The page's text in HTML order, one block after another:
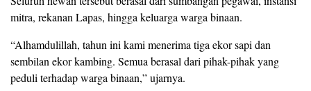
mitra, rekanan Lapas, hingga keluarga warga binaan.
“Alhamdulillah, tahun ini kami menerima tiga ekor sapi dan
sembilan ekor kambing. Semua berasal dari pihak-pihak yang
peduli terhadap warga binaan,” ujarnya.